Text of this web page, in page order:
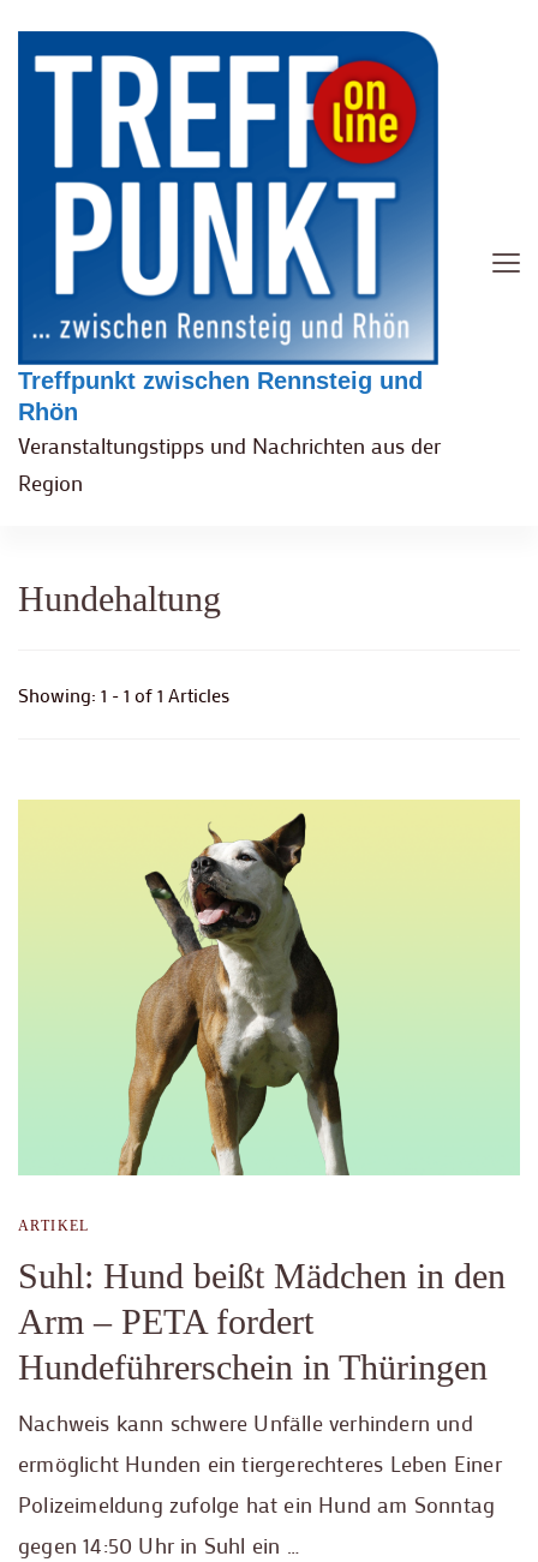
Treffpunkt zwischen Rennsteig und
Rhön
Veranstaltungstipps und Nachrichten aus der
Region
Hundehaltung
Showing: 1 - 1 of 1 Articles
ARTIKEL
Suhl: Hund beißt Mädchen in den
Arm – PETA fordert
Hundeführerschein in Thüringen
Nachweis kann schwere Unfälle verhindern und
ermöglicht Hunden ein tiergerechteres Leben Einer
Polizeimeldung zufolge hat ein Hund am Sonntag
gegen 14:50 Uhr in Suhl ein …